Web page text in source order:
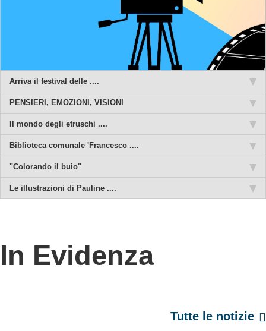
Arriva il festival delle ....
PENSIERI, EMOZIONI, VISIONI
Il mondo degli etruschi ....
Biblioteca comunale 'Francesco ....
"Colorando il buio"
Le illustrazioni di Pauline ....
In Evidenza
Tutte le notizie